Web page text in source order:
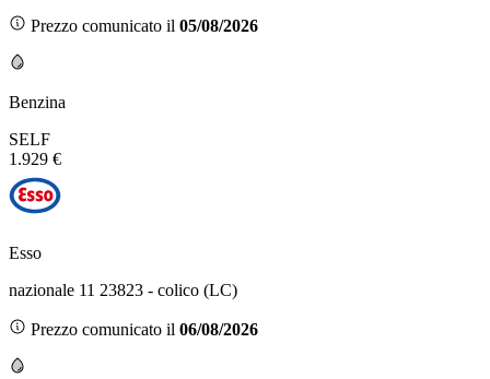
Prezzo comunicato il 05/08/2026
Benzina
SELF
1.929 €
Esso
nazionale 11 23823 - colico (LC)
Prezzo comunicato il 06/08/2026